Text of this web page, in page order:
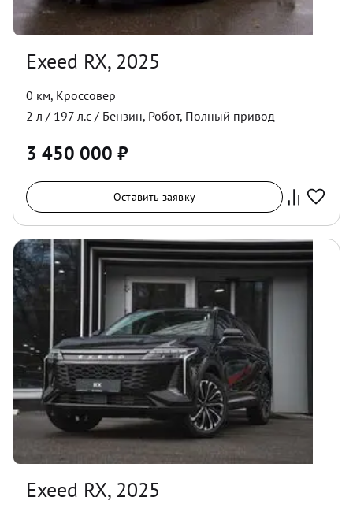
Exeed RX, 2025
0 км, Кроссовер
2 л / 197 л.с / Бензин, Робот, Полный привод
3 450 000 ₽
Оставить заявку
Exeed RX, 2025